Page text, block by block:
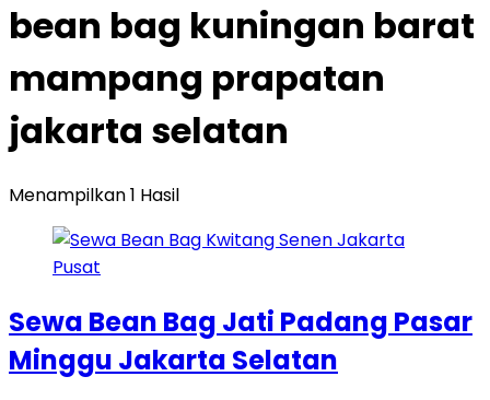
bean bag kuningan barat
mampang prapatan
jakarta selatan
Menampilkan 1 Hasil
Sewa Bean Bag Jati Padang Pasar
Minggu Jakarta Selatan